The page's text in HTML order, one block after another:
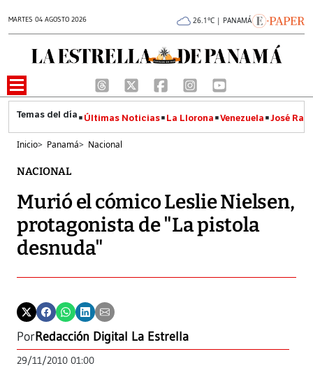
MARTES 04 AGOSTO 2026 26.1°C | PANAMÁ
Últimas Noticias La Llorona Venezuela José
Inicio> Panamá> Nacional
NACIONAL
Murió el cómico Leslie Nielsen,
protagonista de "La pistola
desnuda"
PorRedacción Digital La Estrella
29/11/2010 01:00